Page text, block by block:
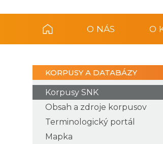
O NÁS O
KORPUSY A DATABÁZY
Korpusy SNK
Obsah a zdroje korpusov
Terminologický portál
Mapka